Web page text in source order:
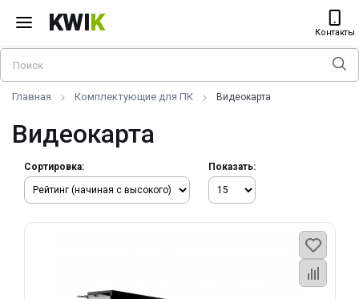
KWIK Контакты
Главная Комплектующие для ПК Видеокарта
Видеокарта
Сортировка: Показать: